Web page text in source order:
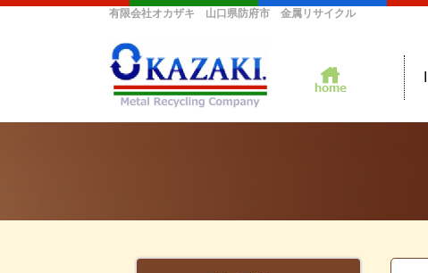
有限会社オカザキ 山口県防府市 金属リサイクル